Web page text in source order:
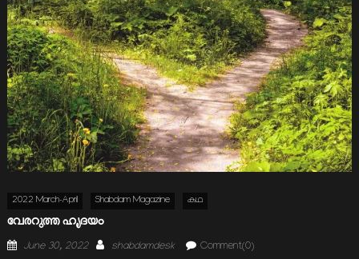
2022 March-April Shabdam Magazine കഥ
വേരറുത്ത ഹൃദയം
Posted
June 30, 2022 Author
shabdamdesk Comment(0)